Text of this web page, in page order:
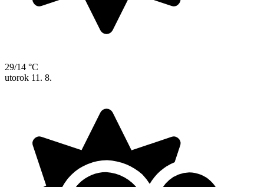
29/14 °C
utorok 11. 8.